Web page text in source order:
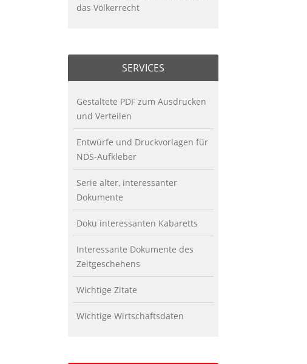
das Völkerrecht
SERVICES
Gestaltete PDF zum Ausdrucken
und Verteilen
Entwürfe und Druckvorlagen für
NDS-Aufkleber
Serie alter, interessanter
Dokumente
Doku interessanten Kabaretts
Interessante Dokumente des
Zeitgeschehens
Wichtige Zitate
Wichtige Wirtschaftsdaten